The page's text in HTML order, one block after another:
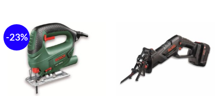
-23%